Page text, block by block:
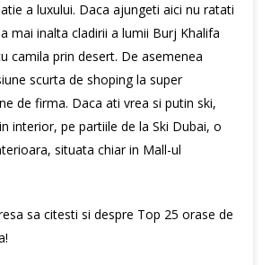
a luxului. Daca ajungeti aici nu ratati
mai inalta cladirii a lumii Burj Khalifa
camila prin desert. De asemenea
scurta de shoping la super
de firma. Daca ati vrea si putin ski,
interior, pe partiile de la Ski Dubai, o
situata chiar in Mall-ul
sa citesti si despre Top 25 orase de